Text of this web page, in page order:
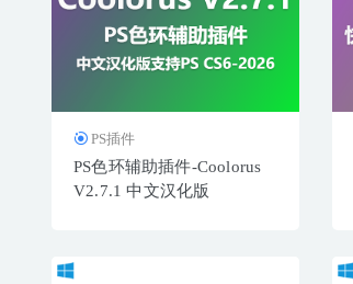
PS插件
PS色环辅助插件-Coolorus
V2.7.1 中文汉化版